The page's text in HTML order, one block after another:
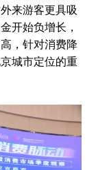
来游客更具吸
开始负增长，
，针对消费降
城市定位的重